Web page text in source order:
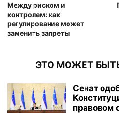
Между риском и
контролем: как
регулирование может
заменить запреты
ЭТО МОЖЕТ
Сенат
правовом